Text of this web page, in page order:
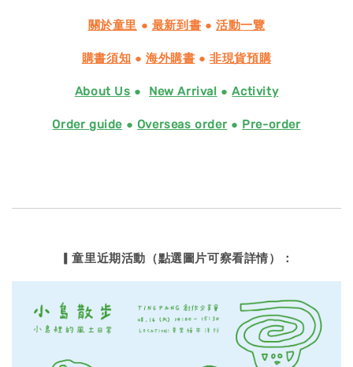
關於童里 ● 最新到書 ●活動一覽
購書須知 ● 海外購書 ●非現貨預購
About Us ● New Arrival ●Activity
Order guide ● Overseas order● Pre-order
▎童里近期活動（點選圖片可察看詳情）：